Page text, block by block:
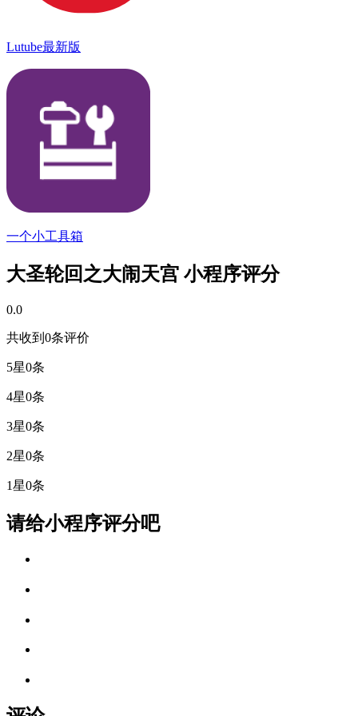
Lutube最新版
一个小工具箱
大圣轮回之大闹天宫 小程序评分
0.0
共收到0条评价
5星0条
4星0条
3星0条
2星0条
1星0条
请给小程序评分吧